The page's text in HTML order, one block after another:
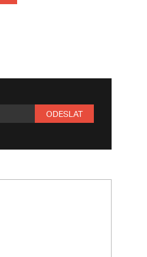
ODESLAT